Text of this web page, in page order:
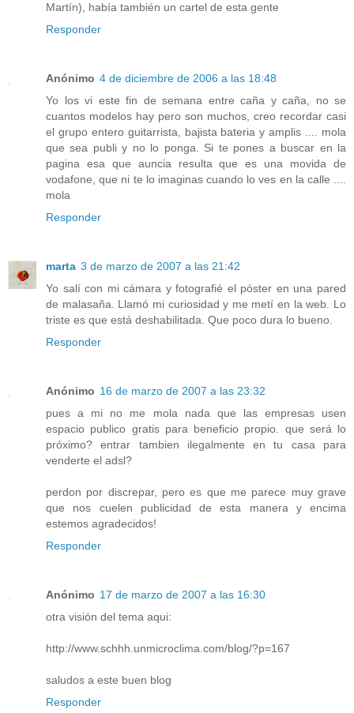
Martín), había también un cartel de esta gente
Responder
Anónimo 4 de diciembre de 2006 a las 18:48
Yo los vi este fin de semana entre caña y caña, no se
cuantos modelos hay pero son muchos, creo recordar casi
el grupo entero guitarrista, bajista bateria y amplis .... mola
que sea publi y no lo ponga. Si te pones a buscar en la
pagina esa que auncia resulta que es una movida de
vodafone, que ni te lo imaginas cuando lo ves en la calle ....
mola
Responder
marta 3 de marzo de 2007 a las 21:42
Yo salí con mi cámara y fotografié el póster en una pared
de malasaña. Llamó mi curiosidad y me metí en la web. Lo
triste es que está deshabilitada. Que poco dura lo bueno.
Responder
Anónimo 16 de marzo de 2007 a las 23:32
pues a mi no me mola nada que las empresas usen
espacio publico gratis para beneficio propio. que será lo
próximo? entrar tambien ilegalmente en tu casa para
venderte el adsl?
perdon por discrepar, pero es que me parece muy grave
que nos cuelen publicidad de esta manera y encima
estemos agradecidos!
Responder
Anónimo 17 de marzo de 2007 a las 16:30
otra visión del tema aqui:
http://www.schhh.unmicroclima.com/blog/?p=167
saludos a este buen blog
Responder